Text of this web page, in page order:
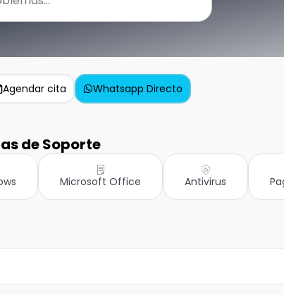
Agendar cita Whatsapp Directo
de Soporte
Microsoft Office Antivirus